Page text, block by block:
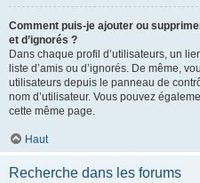
Comment puis-je ajouter ou
et d’ignorés ?
Dans chaque profil d’utilisateurs, un
liste d’amis ou d’ignorés. De même,
utilisateurs depuis le panneau de
nom d’utilisateur. Vous pouvez
cette même page.
Haut
Recherche dans les forums